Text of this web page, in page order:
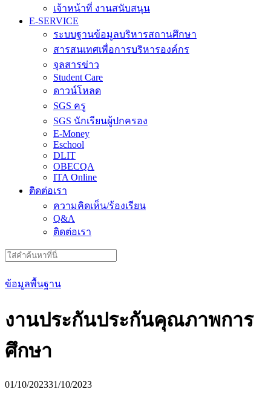
เจ้าหน้าที่ งานสนับสนุน
E-SERVICE
ระบบฐานข้อมูลบริหารสถานศึกษา
สารสนเทศเพื่อการบริหารองค์กร
จุลสารข่าว
Student Care
ดาวน์โหลด
SGS ครู
SGS นักเรียนผู้ปกครอง
E-Money
Eschool
DLIT
OBECQA
ITA Online
ติดต่อเรา
ความคิดเห็น/ร้องเรียน
Q&A
ติดต่อเรา
Search
for:
ข้อมูลพื้นฐาน
งานประกันประกันคุณภาพการ
ศึกษา
01/10/202331/10/2023